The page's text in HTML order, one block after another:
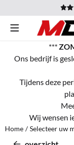
Cookievoorkeuren
***
Ons bedrijf is
Tijdens deze
Wij wensen
Home / Selecteer uw